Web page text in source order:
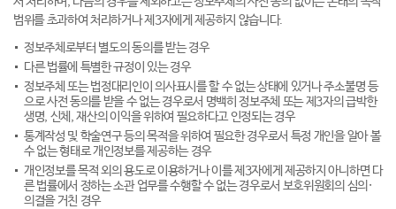
범위를 초과하여 처리하거나 제3자에게 제공하지 않습니다.
정보주체로부터 별도의 동의를 받는 경우
다른 법률에 특별한 규정이 있는 경우
정보주체 또는 법정대리인이 의사표시를 할 수 없는 상태에 있거나 주소불명 등
으로 사전 동의를 받을 수 없는 경우로서 명백히 정보주체 또는 제3자의 급박한
생명, 신체, 재산의 이익을 위하여 필요하다고 인정되는 경우
통계작성 및 학술연구 등의 목적을 위하여 필요한 경우로서 특정 개인을 알아 볼
수 없는 형태로 개인정보를 제공하는 경우
개인정보를 목적 외의 용도로 이용하거나 이를 제3자에게 제공하지 아니하면 다
른 법률에서 정하는 소관 업무를 수행할 수 없는 경우로서 보호위원회의 심의·
의결을 거친 경우